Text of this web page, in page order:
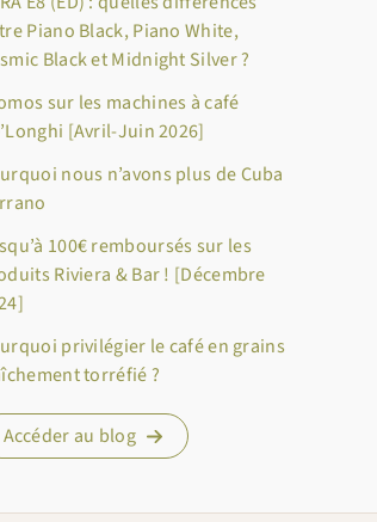
Piano Black, Piano White,
Black et Midnight Silver ?
sur les machines à café
[Avril-Juin 2026]
nous n’avons plus de Cuba
100€ remboursés sur les
Riviera & Bar ! [Décembre
privilégier le café en grains
torréfié ?
Accéder au blog